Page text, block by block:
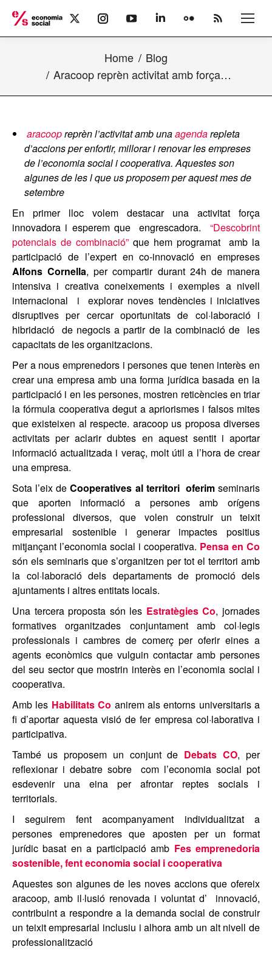
X
page
new
window
Instagram
page
in
new
window
YouTube
page
in
new
window
Linkedin
page
in
new
window
Flickr
page
new
window
Rss
page
new
window
Home
Blog
Aracoop reprèn activitat amb força…
aracoopreprèn l’activitat amb unaagendarepleta
d’accions per enfortir, millorar i renovar les empreses
de l’economia social i cooperativa. Aquestes son
algunes de les l que us proposem per aquest mes de
setembre
En primer lloc volem destacar una activitat força
innovadora i esperem que engrescadora. “Descobrint
potencials de combinació” que hem programat amb la
participació de l’expert en co-innovació en empreses
Alfons Cornella, per compartir durant 24h de manera
intensiva i creativa coneixements i exemples a nivell
internacional i explorar noves tendències i iniciatives
disruptives per cercar oportunitats de col·laboració i
hibridació de negocis a partir de la combinació de les
capacitats de les organitzacions.
Per a nous emprenedors i persones que tenen interès en
crear una empresa amb una forma jurídica basada en la
participació i en les persones, mostren reticències en triar
la fórmula cooperativa degut a apriorismes i falsos mites
que existeixen al respecte. aracoop us proposa diverses
activitats per aclarir dubtes en aquest sentit i aportar
informació actualitzada i veraç, molt útil a l’hora de crear
una empresa.
Sota l’eix deCooperatives al territori oferim seminaris
que aporten informació a persones amb orígens
professional diversos, que volen construir un teixit
empresarial sostenible i generar impactes positius
mitjançant l’economia social i cooperativa. Pensa en Co
són els seminaris que s’organitzen per tot el territori amb
la col·laboració dels departaments de promoció dels
ajuntaments i altres entitats locals.
Una tercera proposta són les EstratègiesCo, jornades
formatives organitzades conjuntament amb col·legis
professionals i cambres de comerç per oferir eines a
agents econòmics que vulguin contactar amb persones
del seu sector que mostrin interès en l’economia social i
cooperativa.
Amb les Habilitats Co anirem als entorns universitaris a
fi d’aportar aquesta visió de fer empresa col·laborativa i
participativa.
També us proposem un conjunt de Debats CO, per
reflexionar i debatre sobre com l’economia social pot
esdevenir una eina per afrontar reptes socials i
territorials.
I seguirem fent acompanyament individualitzat a
persones emprenedores que aposten per un format
jurídic basat en a participació amb Fes emprenedoria
sostenible, fent economia social i cooperativa
Aquestes son algunes de les noves accions que ofereix
aracoop, amb il·lusió renovada i voluntat d’ innovació,
contribuint a respondre a la demanda social de construir
un teixit empresarial inclusiu i alhora amb un alt nivell de
professionalització